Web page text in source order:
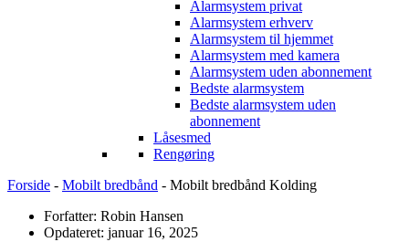
Alarmsystem privat
Alarmsystem erhverv
Alarmsystem til hjemmet
Alarmsystem med kamera
Alarmsystem uden abonnement
Bedste alarmsystem
Bedste alarmsystem uden
abonnement
Låsesmed
Rengøring
Forside - Mobilt bredbånd - Mobilt bredbånd Kolding
Forfatter: Robin Hansen
Opdateret: januar 16, 2025